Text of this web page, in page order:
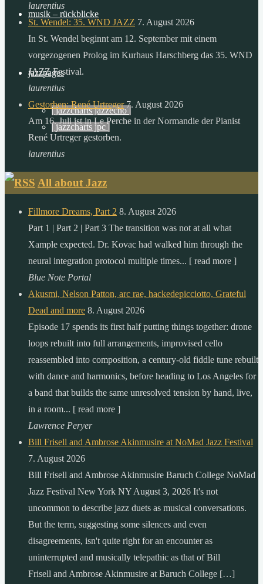
sonne,
menschheit
einem
ganzen
verbraucht.
musik – rückblicke
jazzpages
| jazzcharts jazzecho |
| jazzcharts jpc |
laurentius
St. Wendel: 35. WND JAZZ 7. August 2026
In St. Wendel beginnt am 12. September mit einem
vorgezogenen Prolog im Kurhaus Harschberg das 35. WND
JAZZ Festival.
laurentius
Gestorben: René Urtreger 7. August 2026
Am 16. Juli ist in Le Perche in der Normandie der Pianist
René Urtreger gestorben.
laurentius
All about Jazz
Fillmore Dreams, Part 2 8. August 2026
Part 1 | Part 2 | Part 3 The transition was not at all what
Xample expected. Dr. Kovac had walked him through the
neural integration protocol multiple times... [ read more ]
Blue Note Portal
Akusmi, Nelson Patton, arc rae, hackedepicciotto, Grateful
Dead and more 8. August 2026
Episode 17 spends its first half putting things together: drone
loops rebuilt into full arrangements, improvised cello
reassembled into composition, a century-old fiddle tune rebuilt
with dance and harmonics, before heading to Los Angeles for
a band that builds the same unresolved tension by hand, live,
in a room... [ read more ]
Lawrence Peryer
Bill Frisell and Ambrose Akinmusire at NoMad Jazz Festival
7. August 2026
Bill Frisell and Ambrose Akinmusire Baruch College NoMad
Jazz Festival New York NY August 3, 2026 It's not
uncommon to describe jazz duets as musical conversations.
But the term, suggesting some silences and even
disagreements, isn't quite right for an encounter as
uninterrupted and musically telepathic as that of Bill
Frisell and Ambrose Akinmusire at Baruch College […]